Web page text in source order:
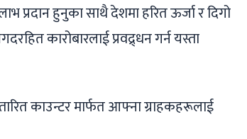
हुनुका साथै देशमा हरित ऊर्जा र दिगो
कारोबारलाई प्रवद्र्धन गर्न यस्ता
काउन्टर मार्फत आफ्ना ग्राहकहरूलाई